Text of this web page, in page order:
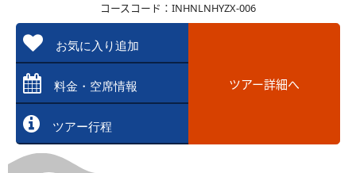
コースコード：INHNLNHYZX-006
お気に入り追加
料金・空席情報
ツアー行程
ツアー詳細へ